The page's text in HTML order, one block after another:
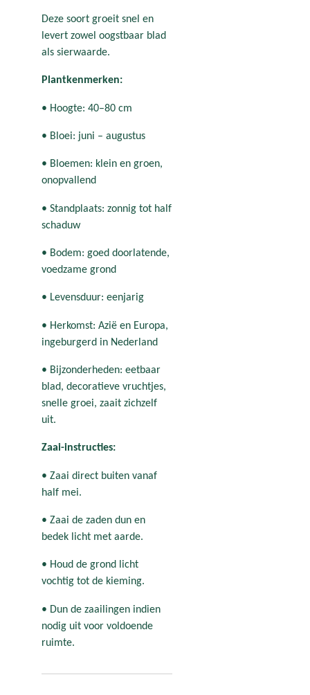
Deze soort groeit snel en
levert zowel oogstbaar blad
als sierwaarde.
Plantkenmerken:
• Hoogte: 40–80 cm
• Bloei: juni – augustus
• Bloemen: klein en groen,
onopvallend
• Standplaats: zonnig tot half
schaduw
• Bodem: goed doorlatende,
voedzame grond
• Levensduur: eenjarig
• Herkomst: Azië en Europa,
ingeburgerd in Nederland
• Bijzonderheden: eetbaar
blad, decoratieve vruchtjes,
snelle groei, zaait zichzelf
uit.
Zaai-instructies:
• Zaai direct buiten vanaf
half mei.
• Zaai de zaden dun en
bedek licht met aarde.
• Houd de grond licht
vochtig tot de kieming.
• Dun de zaailingen indien
nodig uit voor voldoende
ruimte.